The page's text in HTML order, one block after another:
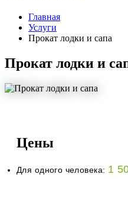
Главная
Услуги
Прокат лодки и сапа
Прокат лодки и
Цены
Для одного человека: 1